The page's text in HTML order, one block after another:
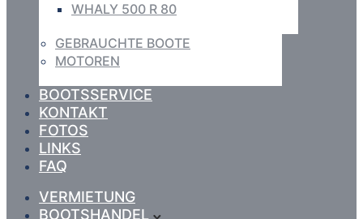
WHALY 500 R 80
GEBRAUCHTE BOOTE
MOTOREN
BOOTSSERVICE
KONTAKT
FOTOS
LINKS
FAQ
VERMIETUNG
BOOTSHANDEL